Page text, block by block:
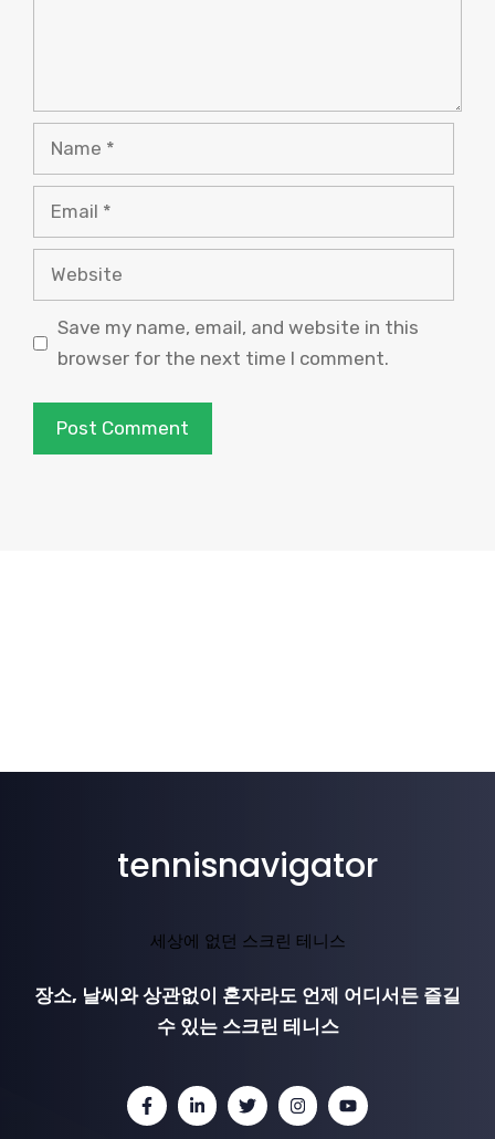
Name
Email
Website
Save my name, email, and website in this
browser for the next time I comment.
tennisnavigator
세상에 없던 스크린 테니스
장소, 날씨와 상관없이 혼자라도 언제 어디서든 즐길
수 있는 스크린 테니스